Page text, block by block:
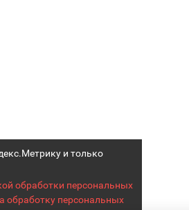
и только
обработки персональных
обработку персональных